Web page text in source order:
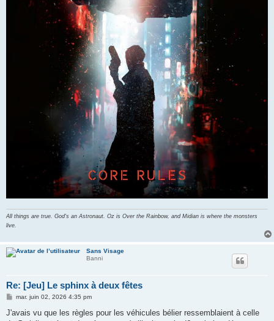
All things are true. God's an Astronaut. Oz is Over the Rainbow, and Midian is where the monsters
live.
Sans Visage
Banni
Re: [Jeu] Le sphinx à deux fêtes
M
s
mar. juin 02, 2026 4:35 pm
J'avais vu que les règles pour les véhicules bélier ressemblaient à celle